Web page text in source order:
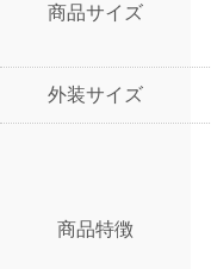
商品サイズ
外装サイズ
商品特徴